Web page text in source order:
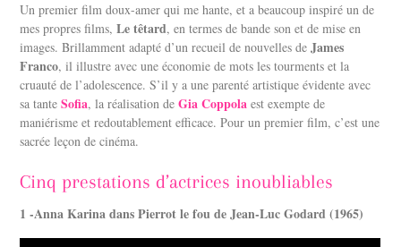
Un premier film doux-amer qui me hante, et a beaucoup inspiré un de
mes propres films,Le têtard, en termes de bande son et de mise en
images. Brillamment adapté d’un recueil de nouvelles deJames
Franco, il illustre avec une économie de mots les tourments et la
cruauté de l’adolescence. S’il y a une parenté artistique évidente avec
sa tanteSofia, la réalisation deGia Coppola est exempte de
maniérisme et redoutablement efficace. Pour un premier film, c’est une
sacrée leçon de cinéma.
Cinq prestations d’actrices inoubliables
1 -Anna Karina dans Pierrot le fou de Jean-Luc Godard (1965)